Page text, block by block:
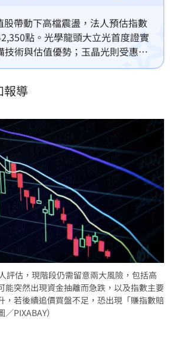
股帶動下高檔震盪，法人預估指數
點。光學龍頭大立光首度證實
技術與估值優勢；玉晶光則受惠蘋
收創同期新高。此外，強茂擴建越
軌衛星業務成為營運新動能。投
報導
評估，現階段仍需留意兩大風險，包括高
能突然出現資金抽離而急跌，以及指數主要
，若後續追價買盤不足，恐出現「賺指數賠
PIXABAY）